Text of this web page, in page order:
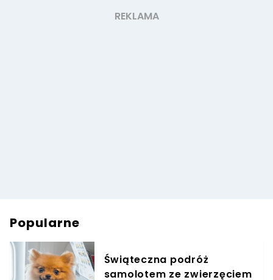
Popularne
Świąteczna podróż
samolotem ze zwierzęciem